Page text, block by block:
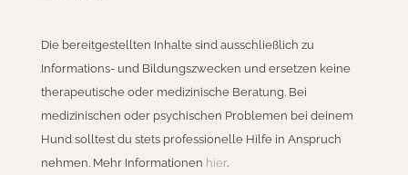
Die bereitgestellten Inhalte sind ausschließlich zu
Informations- und Bildungszwecken und ersetzen keine
therapeutische oder medizinische Beratung. Bei
medizinischen oder psychischen Problemen bei deinem
Hund solltest du stets professionelle Hilfe in Anspruch
nehmen. Mehr Informationen hier.